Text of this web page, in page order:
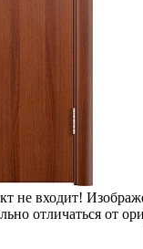
не входит!
отличаться от